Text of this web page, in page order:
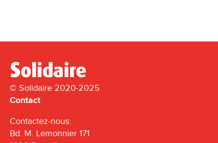
© Solidaire 2020-2025
Contact
Contactez-nous:
Bd. M. Lemonnier 171